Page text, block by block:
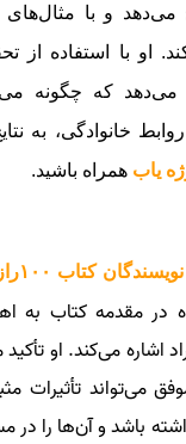
و با مثال‌های
او با استفاده از
می‌دهد که چگونه
خانوادگی، به
یاب همراه باشید.
چند
در مقدمه کتاب به
اشاره می‌کند. او
می‌تواند تأثیرات
باشد و آن‌ها را در